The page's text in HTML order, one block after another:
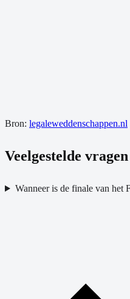
Bron: legaleweddenschappen.nl
Veelgestelde vragen
Wanneer is de finale van het